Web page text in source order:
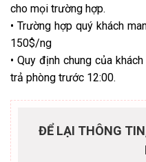
cho mọi trường hợp.
•Trường hợp quý khách
150$/ng
• Quy định chung của
trả phòng trước 12:00.
ĐỂ LẠI THÔNG